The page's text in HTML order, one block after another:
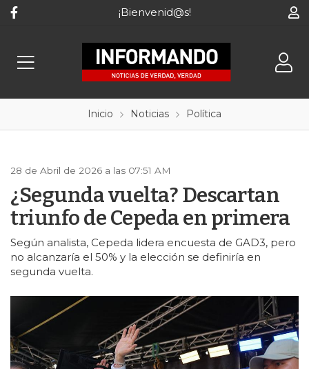
¡Bienvenid@s!
Inicio Noticias Política
28 de Abril de 2026 a las 07:51 AM
¿Segunda vuelta? Descartan
triunfo de Cepeda en primera
Según analista, Cepeda lidera encuesta de GAD3, pero
no alcanzaría el 50% y la elección se definiría en
segunda vuelta.